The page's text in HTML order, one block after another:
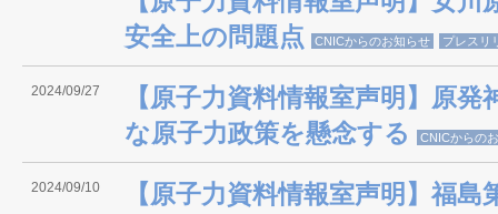
安全上の問題点
CNICからのお知らせ プレスリ
2024/09/27
【原子力資料情報室声明】原
な原子力政策を懸念する
CNICからの
2024/09/10
【原子力資料情報室声明】福